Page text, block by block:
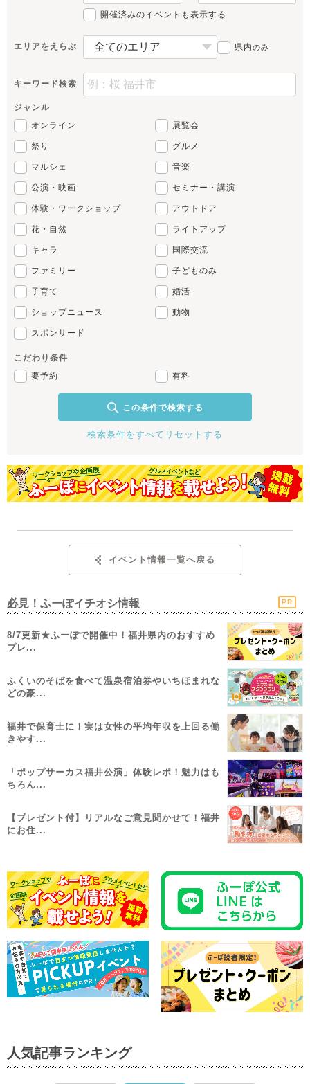
開催済みのイベントも表示する
エリアをえらぶ 県内のみ
キーワード検索
ジャンル
オンライン
展覧会
祭り グルメ
マルシェ 音楽
公演・映画 セミナー・講演
体験・ワークショップ アウトドア
花・自然 ライトアップ
キャラ 国際交流
ファミリー 子どものみ
子育て 婚活
ショップニュース 動物
スポンサード
こだわり条件
要予約
有料
この条件で検索する
検索条件をすべてリセットする
イベント情報一覧へ戻る
必見！ふーぽイチオシ情報 PR
8/7更新★ふーぽで開催中！福井県内のおすすめ
プレ...
ふくいのそばを食べて温泉宿泊券やいちほまれな
どの豪...
福井で保育士に！実は女性の平均年収を上回る働
きやす...
「ポップサーカス福井公演」体験レポ！魅力はも
ちろん...
【プレゼント付】リアルなご意見聞かせて！福井
にお住...
人気記事ランキング